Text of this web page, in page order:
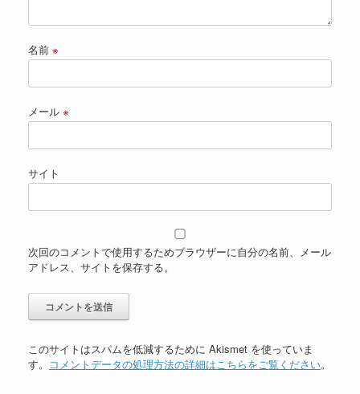
名前 ※
メール ※
サイト
次回のコメントで使用するためブラウザーに自分の名前、メール
アドレス、サイトを保存する。
このサイトはスパムを低減するために Akismet を使っていま
す。 コメントデータの処理方法の詳細はこちらをご覧ください。